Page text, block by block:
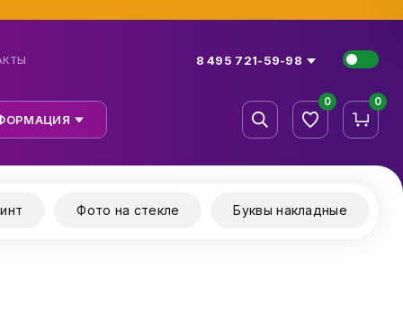
8 495 721-59-98
0 0
Фото на стекле Буквы накладные